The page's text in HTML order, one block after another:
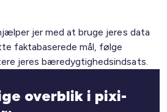
overblik i pixi-
jer med at bruge jeres data
faktabaserede mål, følge
jeres bæredygtighedsindsats.